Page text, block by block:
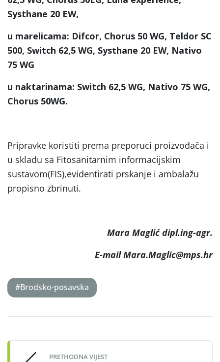
Systhane 20 EW,
u marelicama: Difcor, Chorus 50 WG, Teldor SC
500, Switch 62,5 WG, Systhane 20 EW, Nativo
75 WG
u naktarinama: Switch 62,5 WG, Nativo 75 WG,
Chorus 50WG.
Pripravke koristiti prema preporuci proizvođača i
u skladu sa Fitosanitarnim informacijskim
sustavom(FIS),evidentirati prskanje i ambalažu
propisno zbrinuti.
Mara Maglić dipl.ing-agr.
E-mail Mara.Maglic@mps.hr
#Brodsko-posavska
navigation
PRETHODNA VIJEST